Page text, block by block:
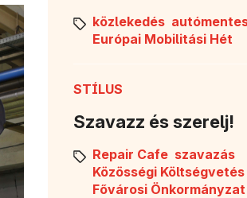
közlekedés
Európai Mobilitási Hét
STÍLUS
Szavazz és szerelj!
Repair Cafe szavazás
Közösségi Költségvetés
Fővárosi Önkormányzat